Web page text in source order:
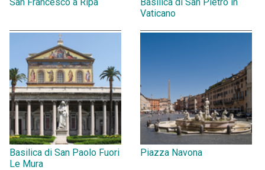
Vaticano
Basilica di San Paolo Fuori
Le Mura
Piazza Navona